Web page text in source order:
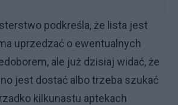
podkreśla, że lista jest
uprzedzać o ewentualnych
ale już dzisiaj widać, że
jest dostać albo trzeba szukać
kilkunastu aptekach